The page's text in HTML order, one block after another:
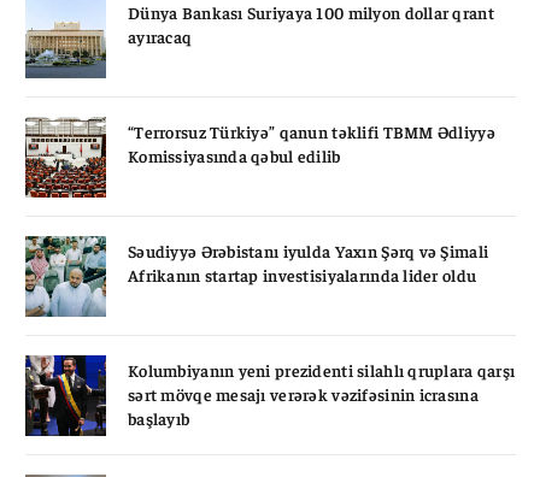
Dünya Bankası Suriyaya 100 milyon dollar qrant
ayıracaq
“Terrorsuz Türkiyə” qanun təklifi TBMM Ədliyyə
Komissiyasında qəbul edilib
Səudiyyə Ərəbistanı iyulda Yaxın Şərq və Şimali
Afrikanın startap investisiyalarında lider oldu
Kolumbiyanın yeni prezidenti silahlı qruplara qarşı
sərt mövqe mesajı verərək vəzifəsinin icrasına
başlayıb